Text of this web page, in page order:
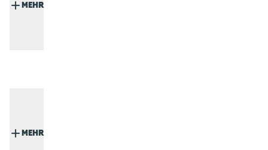
MEHR
MEHR